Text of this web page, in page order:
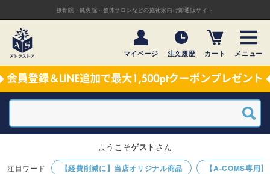
接骨院・鍼灸院・整体サロンなどの施術家向け卸通販サイト
マイページ 注文履歴 カート メニュー
【経費削減に】当店オリジナル商品 【A-COMS専用
ようこそゲスト さん